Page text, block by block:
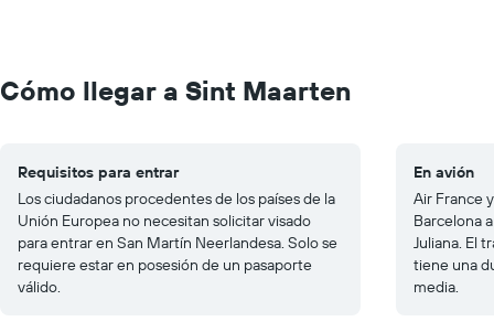
Cómo llegar a Sint Maarten
Requisitos para entrar
Los ciudadanos procedentes de los países de la
Unión Europea no necesitan solicitar visado
para entrar en San Martín Neerlandesa. Solo se
requiere estar en posesión de un pasaporte
válido.
En avión
Air France
Barcelona
Juliana. El
tiene una
media.